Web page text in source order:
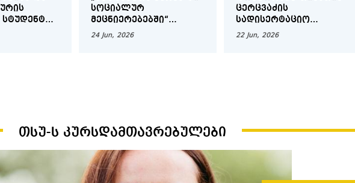
ᲡᲝᲪᲘᲐᲚᲣᲠ
ᲛᲔᲪᲜᲘᲔᲠᲔᲑᲔᲑᲨᲘ“
(SJSS.TSU.GE) ᲐᲪᲮᲐᲓᲔᲑᲡ
24 Jun, 2026
ᲪᲔᲠᲪᲕᲐᲫᲘᲡ
ᲡᲐᲓᲘᲡᲔᲠᲢᲐᲪᲘᲝ
ᲜᲐᲨᲠᲝᲛᲘᲡ ᲓᲐᲪᲕᲐ
22 Jun, 2026
თსუ-ს კურსდამთავრებულები